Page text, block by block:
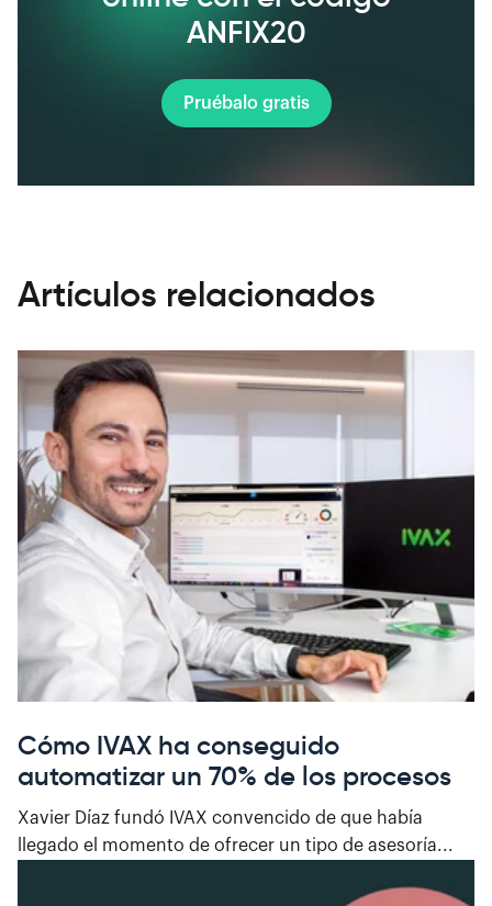
ANFIX20
Pruébalo gratis
Artículos relacionados
Cómo IVAX ha conseguido
automatizar un 70% de los procesos
Xavier Díaz fundó IVAX convencido de que había
llegado el momento de ofrecer un tipo de asesoría...